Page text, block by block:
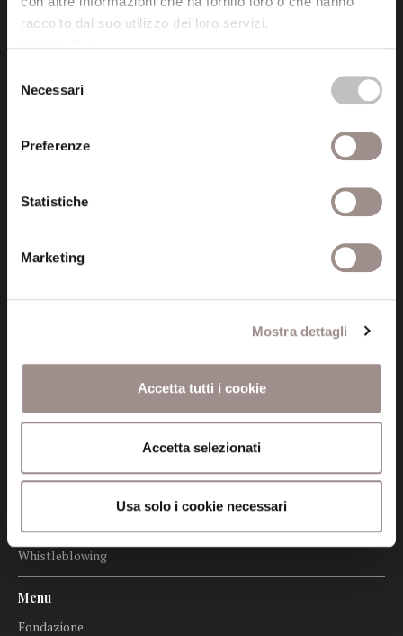
raccolto dal suo utilizzo dei loro servizi.
delNecessari
Preferenze
Statistiche
Marketing
Mostra dettagli
Accetta tutti i cookie
Accetta selezionati
Usa solo i cookie necessari
fondazionecollegiosancarlo@legalmail.it
Privacy
Whistleblowing
Menu
Fondazione